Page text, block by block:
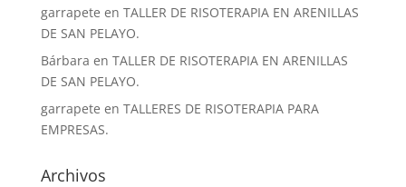
garrapete en TALLER DE RISOTERAPIA EN ARENILLAS
DE SAN PELAYO.
Bárbara en TALLER DE RISOTERAPIA EN ARENILLAS
DE SAN PELAYO.
garrapete en TALLERES DE RISOTERAPIA PARA
EMPRESAS.
Archivos